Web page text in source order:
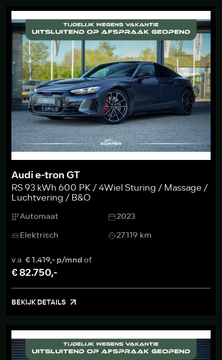
Audi e-tron GT
RS 93 kWh 600 PK / 4Wiel Sturing / Massage /
Luchtvering / B&O
Automaat
2023
Elektrisch
27.119 km
v.a.€ 1.419,- p/mndof
€ 82.750,-
BEKIJK DETAILS